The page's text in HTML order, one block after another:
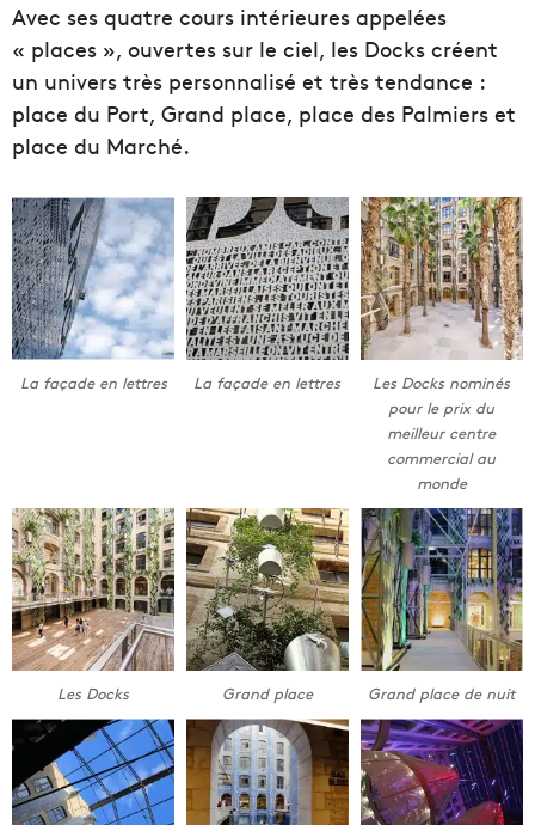
Avec ses quatre cours intérieures appelées
« places », ouvertes sur le ciel, les Docks créent
un univers très personnalisé et très tendance :
place du Port, Grand place, place des Palmiers et
place du Marché.
La façade en lettres La façade en lettres
Les Docks nominés
pour le prix du
meilleur centre
commercial au
monde
Les Docks Grand place Grand place de nuit